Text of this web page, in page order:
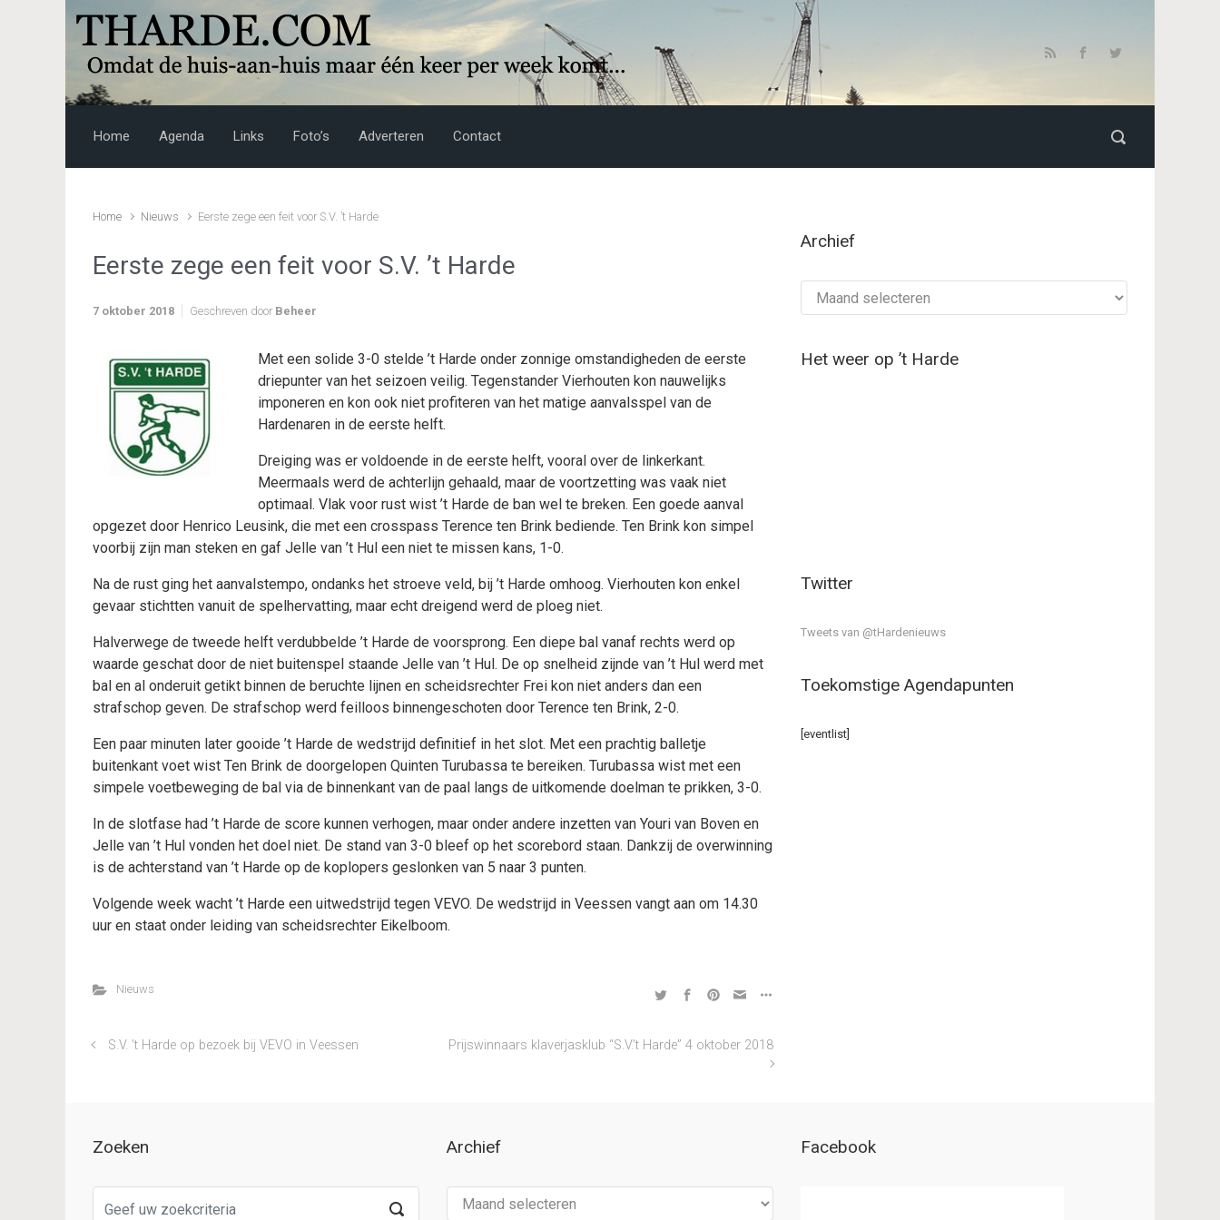
Skip to main content
Home Agenda Links Foto’s Adverteren Contact
Home Nieuws Eerste zege een feit voor S.V. ’t Harde
Eerste zege een feit voor S.V. ’t Harde
7 oktober 2018 Geschreven door Beheer
Met een solide 3-0 stelde ’t Harde onder zonnige omstandigheden de eerste
driepunter van het seizoen veilig. Tegenstander Vierhouten kon nauwelijks
imponeren en kon ook niet profiteren van het matige aanvalsspel van de
Hardenaren in de eerste helft.
Dreiging was er voldoende in de eerste helft, vooral over de linkerkant.
Meermaals werd de achterlijn gehaald, maar de voortzetting was vaak niet
optimaal. Vlak voor rust wist ’t Harde de ban wel te breken. Een goede aanval
opgezet door Henrico Leusink, die met een crosspass Terence ten Brink bediende. Ten Brink kon simpel
voorbij zijn man steken en gaf Jelle van ’t Hul een niet te missen kans, 1-0.
Na de rust ging het aanvalstempo, ondanks het stroeve veld, bij ’t Harde omhoog. Vierhouten kon enkel
gevaar stichtten vanuit de spelhervatting, maar echt dreigend werd de ploeg niet.
Halverwege de tweede helft verdubbelde ’t Harde de voorsprong. Een diepe bal vanaf rechts werd op
waarde geschat door de niet buitenspel staande Jelle van ’t Hul. De op snelheid zijnde van ’t Hul werd met
bal en al onderuit getikt binnen de beruchte lijnen en scheidsrechter Frei kon niet anders dan een
strafschop geven. De strafschop werd feilloos binnengeschoten door Terence ten Brink, 2-0.
Een paar minuten later gooide ’t Harde de wedstrijd definitief in het slot. Met een prachtig balletje
buitenkant voet wist Ten Brink de doorgelopen Quinten Turubassa te bereiken. Turubassa wist met een
simpele voetbeweging de bal via de binnenkant van de paal langs de uitkomende doelman te prikken, 3-0.
In de slotfase had ’t Harde de score kunnen verhogen, maar onder andere inzetten van Youri van Boven en
Jelle van ’t Hul vonden het doel niet. De stand van 3-0 bleef op het scorebord staan. Dankzij de overwinning
is de achterstand van ’t Harde op de koplopers geslonken van 5 naar 3 punten.
Volgende week wacht ’t Harde een uitwedstrijd tegen VEVO. De wedstrijd in Veessen vangt aan om 14.30
uur en staat onder leiding van scheidsrechter Eikelboom.
Nieuws
S.V. ’t Harde op bezoek bij VEVO in Veessen Prijswinnaars klaverjasklub “S.V.’t Harde” 4 oktober 2018
Archief
Het weer op ’t Harde
Twitter
Tweets van @tHardenieuws
Toekomstige Agendapunten
[eventlist]
Zoeken Archief Facebook